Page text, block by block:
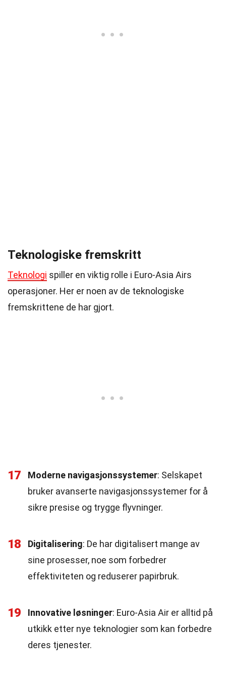
Teknologiske fremskritt
Teknologi spiller en viktig rolle i Euro-Asia Airs
operasjoner. Her er noen av de teknologiske
fremskrittene de har gjort.
17 Moderne navigasjonssystemer: Selskapet
bruker avanserte navigasjonssystemer for å
sikre presise og trygge flyvninger.
18 Digitalisering: De har digitalisert mange av
sine prosesser, noe som forbedrer
effektiviteten og reduserer papirbruk.
19 Innovative løsninger: Euro-Asia Air er alltid på
utkikk etter nye teknologier som kan forbedre
deres tjenester.